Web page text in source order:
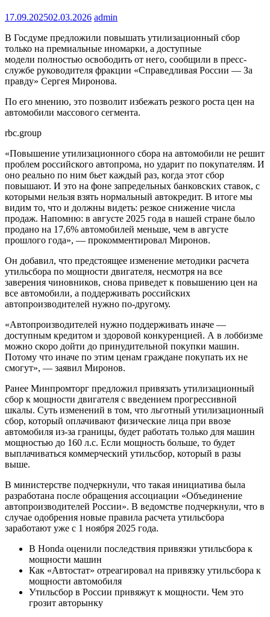
17.09.202502.03.2026 admin
В Госдуме предложили повышать утилизационный сбор
только на премиальные иномарки, а доступные
модели полностью освободить от него, сообщили в пресс-
службе руководителя фракции «Справедливая России — За
правду» Сергея Миронова.
По его мнению, это позволит избежать резкого роста цен на
автомобили массового сегмента.
rbc.group
«Повышение утилизационного сбора на автомобили не решит
проблем российского автопрома, но ударит по покупателям. И
оно реально по ним бьет каждый раз, когда этот сбор
повышают. И это на фоне запредельных банковских ставок, с
которыми нельзя взять нормальный автокредит. В итоге мы
видим то, что и должны видеть: резкое снижение числа
продаж. Напомню: в августе 2025 года в нашей стране было
продано на 17,6% автомобилей меньше, чем в августе
прошлого года», — прокомментировал Миронов.
Он добавил, что предстоящее изменение методики расчета
утильсбора по мощности двигателя, несмотря на все
заверения чиновников, снова приведет к повышению цен на
все автомобили, а поддерживать российских
автопроизводителей нужно по-другому.
«Автопроизводителей нужно поддерживать иначе —
доступным кредитом и здоровой конкуренцией. А в лоббизме
можно скоро дойти до принудительной покупки машин.
Потому что иначе по этим ценам граждане покупать их не
смогут», — заявил Миронов.
Ранее Минпромторг предложил привязать утилизационный
сбор к мощности двигателя с введением прогрессивной
шкалы. Суть изменений в том, что льготный утилизационный
сбор, который оплачивают физические лица при ввозе
автомобиля из-за границы, будет работать только для машин
мощностью до 160 л.с. Если мощность больше, то будет
выплачиваться коммерческий утильсбор, который в разы
выше.
В министерстве подчеркнули, что такая инициатива была
разработана после обращения ассоциации «Объединение
автопроизводителей России». В ведомстве подчеркнули, что в
случае одобрения новые правила расчета утильсбора
заработают уже c 1 ноября 2025 года.
В Honda оценили последствия привязки утильсбора к
мощности машин
Как «Автостат» отреагировал на привязку утильсбора к
мощности автомобиля
Утильсбор в России привяжут к мощности. Чем это
грозит авторынку